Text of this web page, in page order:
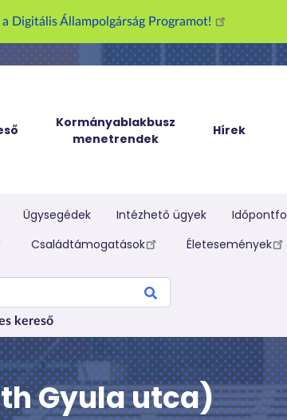
Digitális Állampolgárság Programot!
Kormányablakbusz
menetrendek
Hírek
Ügysegédek Intézhető ügyek
Családtámogatások Életesemények
kereső
Gyula utca)